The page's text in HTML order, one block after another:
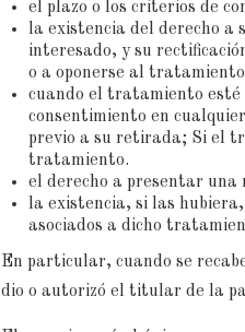
el plazo o los criterios de
la existencia del derecho a
interesado, y su
o a oponerse al
cuando el tratamiento esté
consentimiento en
previo a su retirada; Si el
tratamiento.
el derecho a presentar
la existencia, si las
asociados a dicho
En particular, cuando se
dio o autorizó el titular de la